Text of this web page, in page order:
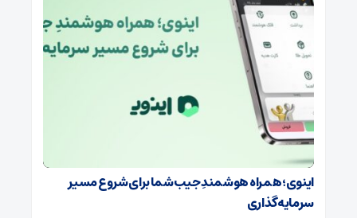
اینوی؛ همراه هوشمندِ جیب شما برای شروع مسیر
سرمایه‌گذاری